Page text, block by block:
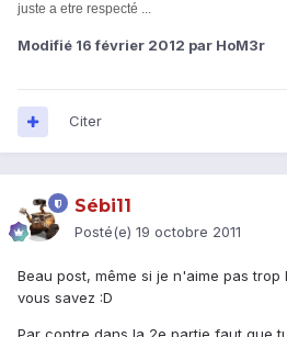
juste a etre respecté ...
Modifié 16 février 2012 par HoM3r
Citer
Sébi11
Posté(e) 19 octobre 2011
Beau post, même si je n'aime pas trop
vous savez :D